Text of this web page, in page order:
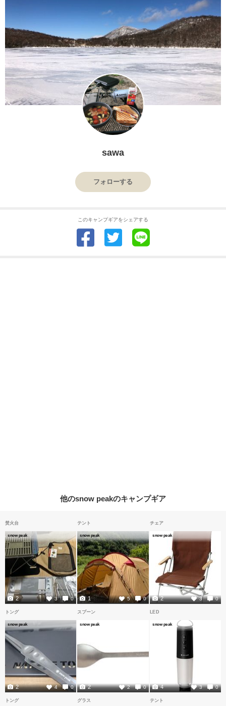
sawa
フォローする
このキャンプギアをシェアする
他のsnow peakのキャンプギア
焚火台
snow peak
3 0
2
テント
snow peak
5 0
1
チェア
snow peak
3 0
2
トング
snow peak
4 0
2
スプーン
snow peak
2 0
2
LED
snow peak
3 0
4
トング グラス テント